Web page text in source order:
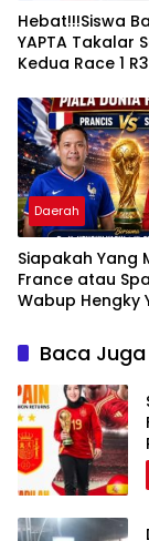
Hebat!!!Siswa
YAPTA Takalar
Kedua Race 1 R3
Daerah
Siapakah Yang
France atau
Wabup Hengky
Fadilah Fahriana
Dukungan di
Semifinal Piala
Baca Juga